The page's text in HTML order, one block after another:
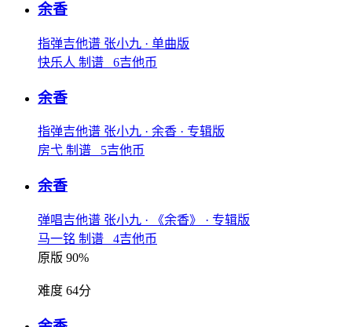
余香
指弹吉他谱 张小九 · 单曲版
快乐人 制谱 6吉他币
余香
指弹吉他谱 张小九 · 余香 · 专辑版
房弋 制谱 5吉他币
余香
弹唱吉他谱 张小九 · 《余香》
· 专辑版
马一铭 制谱 4吉他币
原版 90%
难度 64分